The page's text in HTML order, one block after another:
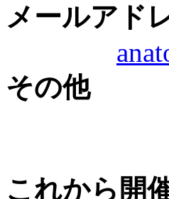
メールアド
その他
これから開